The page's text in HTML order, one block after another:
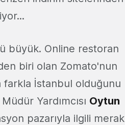
büyük. Online restoran
biri olan Zomato'nun
farkla İstanbul olduğunu
Yardımcısı Oytun
pazarıyla ilgili merak